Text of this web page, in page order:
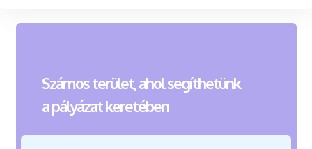
Számos terület, ahol segíthetünk
a pályázat keretében